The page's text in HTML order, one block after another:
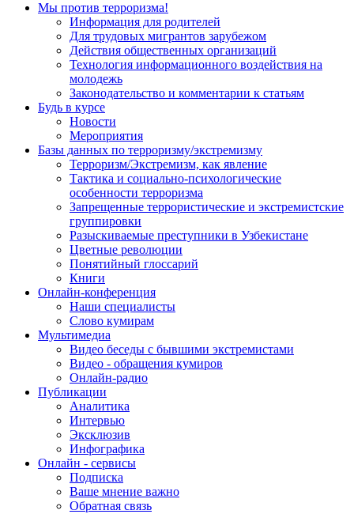
Мы против терроризма!
Информация для родителей
Для трудовых мигрантов зарубежом
Действия общественных организаций
Технология информационного воздействия на
молодежь
Законодательство и комментарии к статьям
Будь в курсе
Новости
Мероприятия
Базы данных по терроризму/экстремизму
Терроризм/Экстремизм, как явление
Тактика и социально-психологические
особенности терроризма
Запрещенные террористические и экстремистские
группировки
Разыскиваемые преступники в Узбекистане
Цветные революции
Понятийный глоссарий
Книги
Онлайн-конференция
Наши специалисты
Слово кумирам
Мультимедиа
Видео беседы с бывшими экстремистами
Видео - обращения кумиров
Онлайн-радио
Публикации
Аналитика
Интервью
Эксклюзив
Инфографика
Онлайн - сервисы
Подписка
Ваше мнение важно
Обратная связь